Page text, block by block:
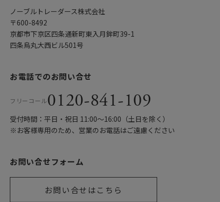
ノーブルトレーダース株式会社
〒600-8492
京都市下京区四条通新町東入月鉾町39-1
四条烏丸大西ビル501号
お電話でのお問い合せ
フリーコール0120-841-109
受付時間：平日・祝日 11:00〜16:00（土日を除く）
※お客様専用のため、営業のお電話はご遠慮ください
お問い合せフォーム
お問い合せはこちら